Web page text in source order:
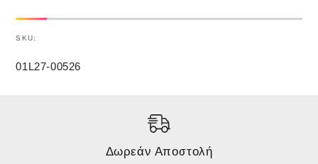
SKU:
01L27-00526
Δωρεάν Αποστολή